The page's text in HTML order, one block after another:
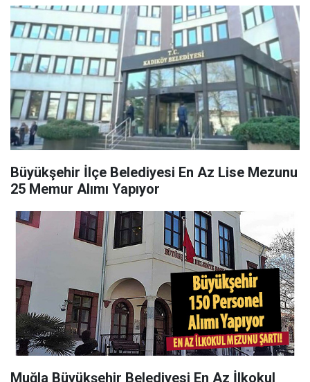
Büyükşehir İlçe Belediyesi En Az Lise Mezunu
25 Memur Alımı Yapıyor
Muğla Büyükşehir Belediyesi En Az İlkokul